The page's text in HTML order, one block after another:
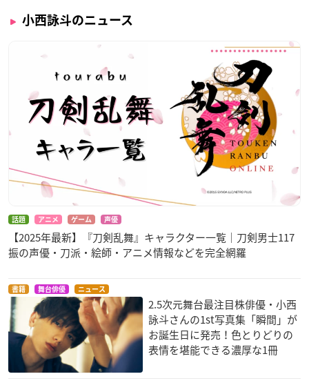
小西詠斗のニュース
話題 アニメ ゲーム 声優
【2025年最新】『刀剣乱舞』キャラクター一覧｜刀剣男士117
振の声優・刀派・絵師・アニメ情報などを完全網羅
書籍 舞台俳優 ニュース
2.5次元舞台最注目株俳優・小西
詠斗さんの1st写真集「瞬間」が
お誕生日に発売！色とりどりの
表情を堪能できる濃厚な1冊